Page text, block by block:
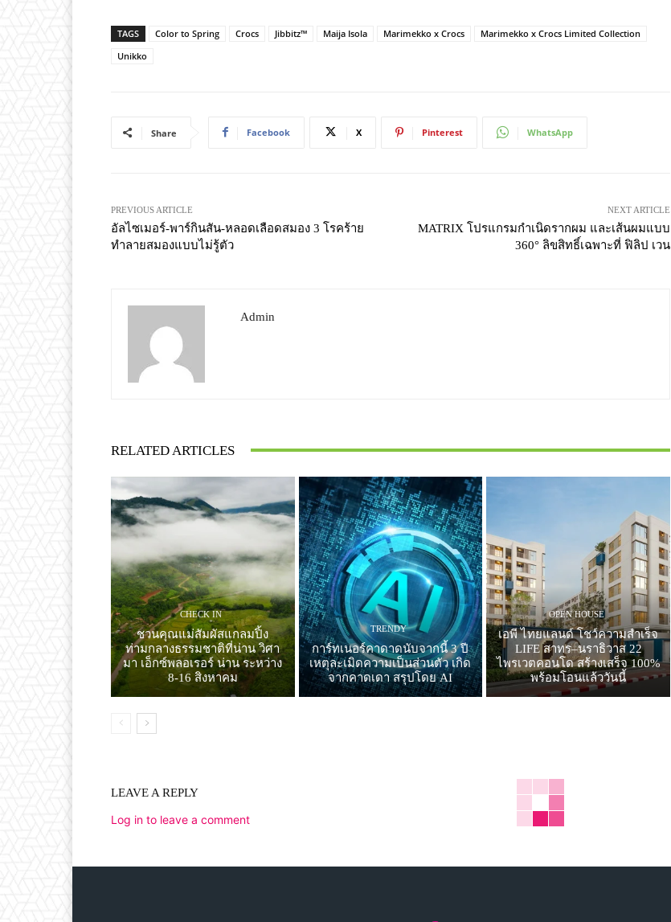
TAGS Color to Spring Crocs Jibbitz™ Maija Isola Marimekko x Crocs
Marimekko x Crocs Limited Collection
Unikko
Share Facebook X Pinterest WhatsApp
PREVIOUS ARTICLE
อัลไซเมอร์-พาร์กินสัน-หลอดเลือดสมอง 3 โรคร้าย
ทำลายสมองแบบไม่รู้ตัว
NEXT ARTICLE
MATRIX โปรแกรมกำเนิดรากผม และเส้นผมแบบ
360° ลิขสิทธิ์เฉพาะที่ ฟิลิป เวน
Admin
RELATED ARTICLES
CHECK IN
ชวนคุณแม่สัมผัสแกลมปิ้ง
ท่ามกลางธรรมชาติที่น่าน วิศา
มา เอ็กซ์พลอเรอร์ น่าน ระหว่าง
8-16 สิงหาคม
TRENDY
การ์ทเนอร์คาดาดนับจากนี้ 3 ปี
เหตุละเมิดความเป็นส่วนตัว เกิด
จากคาดเดา สรุปโดย AI
OPEN HOUSE
เอพี ไทยแลนด์ โชว์ความสำเร็จ
LIFE สาทร–นราธิวาส 22
ไพรเวตคอนโด สร้างเสร็จ 100%
พร้อมโอนแล้ววันนี้
LEAVE A REPLY
Log in to leave a comment